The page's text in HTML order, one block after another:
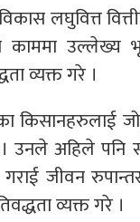
लघुवित्त
काममा
व्यक्त गरे ।
किसानहरुलाई
उनले अहिले पनि
जीवन
व्यक्त गरे ।